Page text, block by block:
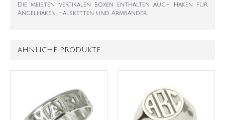
Die meisten vertikalen Boxen enthalten auch Haken für
Angelhaken, Halsketten und Armbänder.
ÄHNLICHE PRODUKTE